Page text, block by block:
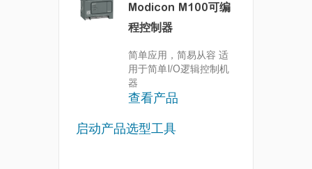
Modicon M100可编
程控制器
简单应用，简易从容 适
用于简单I/O逻辑控制机
器
查看产品
启动产品选型工具